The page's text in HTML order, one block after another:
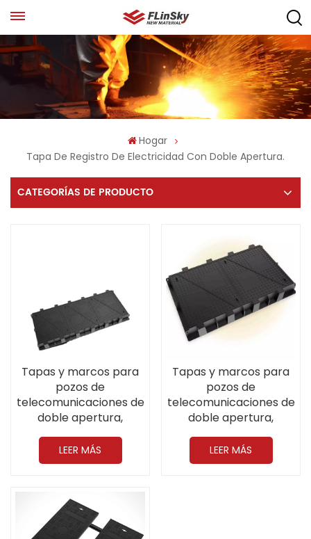
Hogar
Tapa De Registro De Electricidad Con Doble Apertura.
CATEGORÍAS DE PRODUCTO
Tapas y marcos para
pozos de
telecomunicaciones de
doble apertura,
resistentes, de 1835 x
700 mm, D400, de
hierro dúctil.
LEER MÁS
Tapas y marcos para
pozos de
telecomunicaciones de
doble apertura,
resistentes y de alta
resistencia, fabricados
en hierro dúctil, CO
LEER MÁS